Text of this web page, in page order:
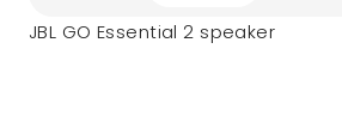
JBL GO Essential 2 speaker